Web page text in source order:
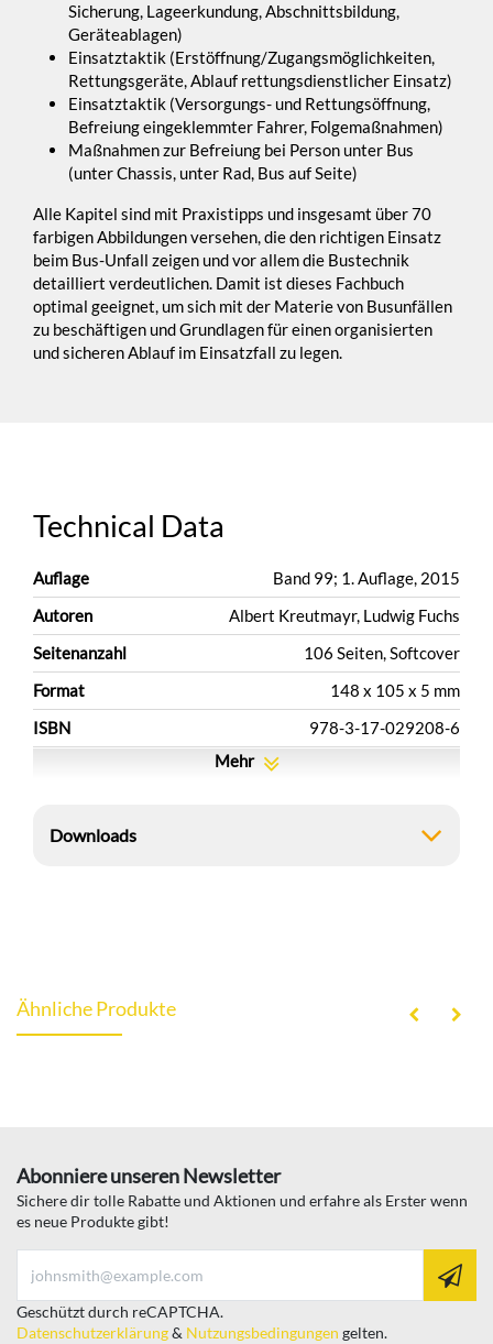
Sicherung, Lageerkundung, Abschnittsbildung,
Geräteablagen)
Einsatztaktik (Erstöffnung/Zugangsmöglichkeiten,
Rettungsgeräte, Ablauf rettungsdienstlicher Einsatz)
Einsatztaktik (Versorgungs- und Rettungsöffnung,
Befreiung eingeklemmter Fahrer, Folgemaßnahmen)
Maßnahmen zur Befreiung bei Person unter Bus
(unter Chassis, unter Rad, Bus auf Seite)
Alle Kapitel sind mit Praxistipps und insgesamt über 70
farbigen Abbildungen versehen, die den richtigen Einsatz
beim Bus-Unfall zeigen und vor allem die Bustechnik
detailliert verdeutlichen. Damit ist dieses Fachbuch
optimal geeignet, um sich mit der Materie von Busunfällen
zu beschäftigen und Grundlagen für einen organisierten
und sicheren Ablauf im Einsatzfall zu legen.
Technical Data
Auflage
Band 99; 1. Auflage, 2015
Autoren
Albert Kreutmayr, Ludwig Fuchs
Seitenanzahl
106 Seiten, Softcover
Format
148 x 105 x 5 mm
ISBN
978-3-17-029208-6
Mehr
Downloads
Ähnliche Produkte
Abonniere unseren Newsletter
Sichere dir tolle Rabatte und Aktionen und erfahre als Erster wenn
es neue Produkte gibt!
Geschützt durch reCAPTCHA.
Datenschutzerklärung& Nutzungsbedingungen gelten.